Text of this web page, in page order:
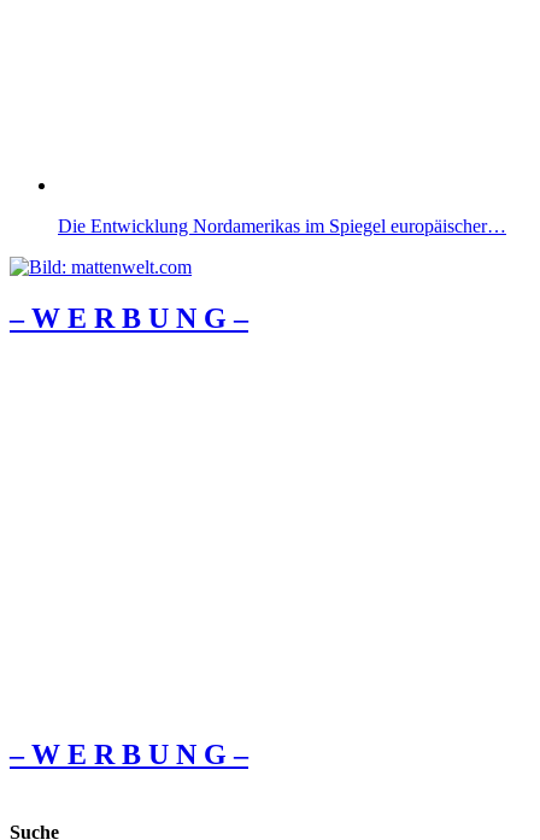
Die Entwicklung Nordamerikas im Spiegel europäischer…
– W Ε R Β U Ν G –
– W Ε R Β U Ν G –
Suche